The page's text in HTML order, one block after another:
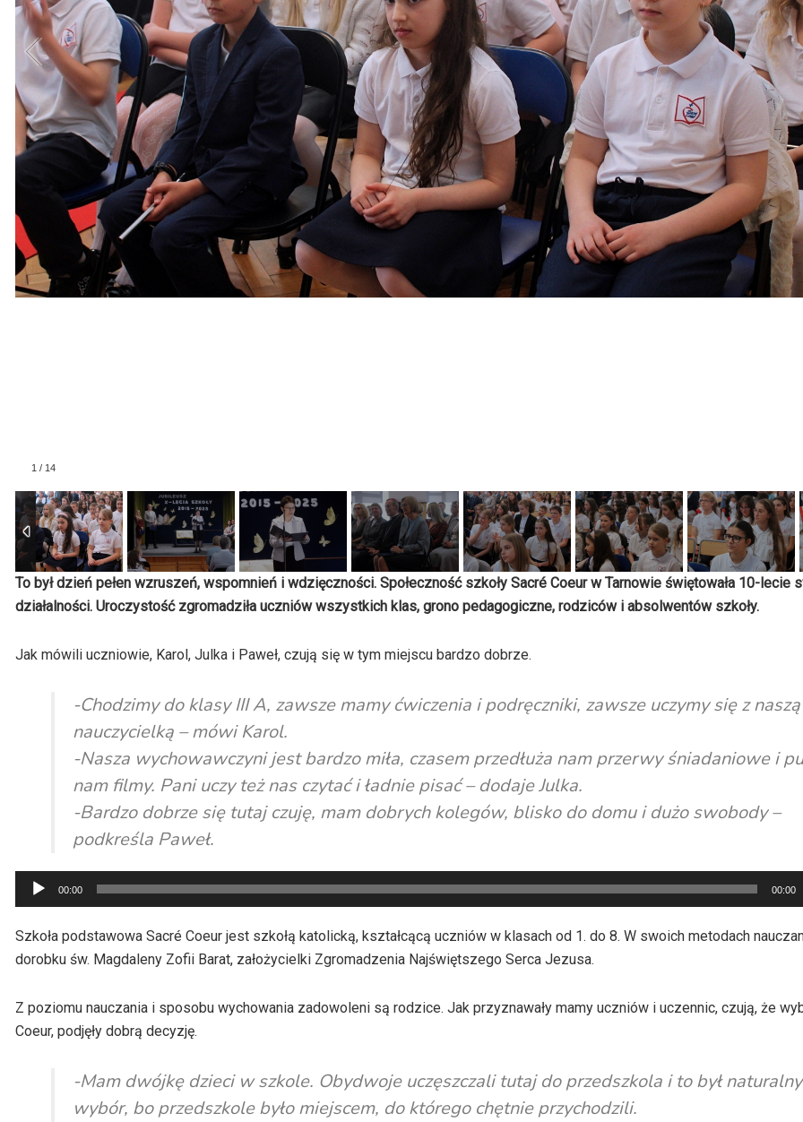
To był dzień pełen wzruszeń, wspomnień i wdzięczności. Społeczność szkoły Sacré Coeur w Tarnowie świętowała 10-lecie
działalności. Uroczystość zgromadziła uczniów wszystkich klas, grono pedagogiczne, rodziców i absolwentów szkoły.
Jak mówili uczniowie, Karol, Julka i Paweł, czują się w tym miejscu bardzo dobrze.
-Chodzimy do klasy III A, zawsze mamy ćwiczenia i podręczniki, zawsze uczymy się z
nauczycielką – mówi Karol.
-Nasza wychowawczyni jest bardzo miła, czasem przedłuża nam przerwy śniadaniowe i
nam filmy. Pani uczy też nas czytać i ładnie pisać – dodaje Julka.
-Bardzo dobrze się tutaj czuję, mam dobrych kolegów, blisko do domu i dużo swobody –
podkreśla Paweł.
Odtwarzacz
plików
dźwiękowych
00:00 00:00
Szkoła podstawowa Sacré Coeur jest szkołą katolicką, kształcącą uczniów w klasach od 1. do 8. W swoich metodach
dorobku św. Magdaleny Zofii Barat, założycielki Zgromadzenia Najświętszego Serca Jezusa.
Z poziomu nauczania i sposobu wychowania zadowoleni są rodzice. Jak przyznawały mamy uczniów i uczennic, czują, że
Coeur, podjęły dobrą decyzję.
-Mam dwójkę dzieci w szkole. Obydwoje uczęszczali tutaj do przedszkola i to był naturalny
wybór, bo przedszkole było miejscem, do którego chętnie przychodzili.